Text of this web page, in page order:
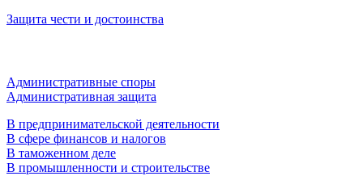
Защита чести и достоинства
Административные споры
Административная защита
В предпринимательской деятельности
В сфере финансов и налогов
В таможенном деле
В промышленности и строительстве